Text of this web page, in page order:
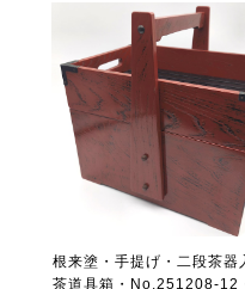
根来塗・手提げ・二段茶器
茶道具箱・No.251208-12